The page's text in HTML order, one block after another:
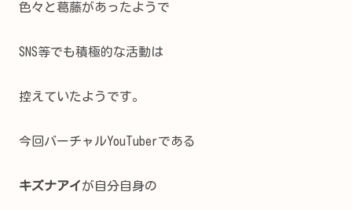
色々と葛藤があったようで
SNS等でも積極的な活動は
控えていたようです。
今回バーチャルYouTuberである
キズナアイが自分自身の